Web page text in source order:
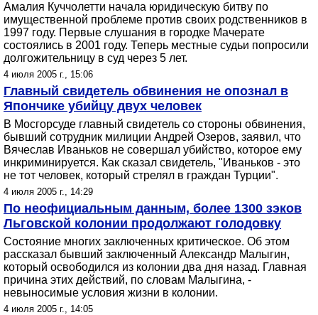
Амалия Куччолетти начала юридическую битву по
имущественной проблеме против своих родственников в
1997 году. Первые слушания в городке Мачерате
состоялись в 2001 году. Теперь местные судьи попросили
долгожительницу в суд через 5 лет.
4 июля 2005 г., 15:06
Главный свидетель обвинения не опознал в
Япончике убийцу двух человек
В Мосгорсуде главный свидетель со стороны обвинения,
бывший сотрудник милиции Андрей Озеров, заявил, что
Вячеслав Иваньков не совершал убийство, которое ему
инкриминируется. Как сказал свидетель, "Иваньков - это
не тот человек, который стрелял в граждан Турции".
4 июля 2005 г., 14:29
По неофициальным данным, более 1300 зэков
Льговской колонии продолжают голодовку
Состояние многих заключенных критическое. Об этом
рассказал бывший заключенный Александр Малыгин,
который освободился из колонии два дня назад. Главная
причина этих действий, по словам Малыгина, -
невыносимые условия жизни в колонии.
4 июля 2005 г., 14:05